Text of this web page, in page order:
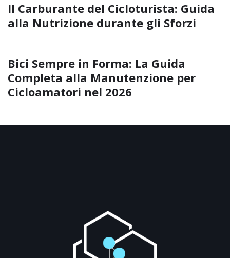
Il Carburante del Cicloturista: Guida
alla Nutrizione durante gli Sforzi
Bici Sempre in Forma: La Guida
Completa alla Manutenzione per
Cicloamatori nel 2026